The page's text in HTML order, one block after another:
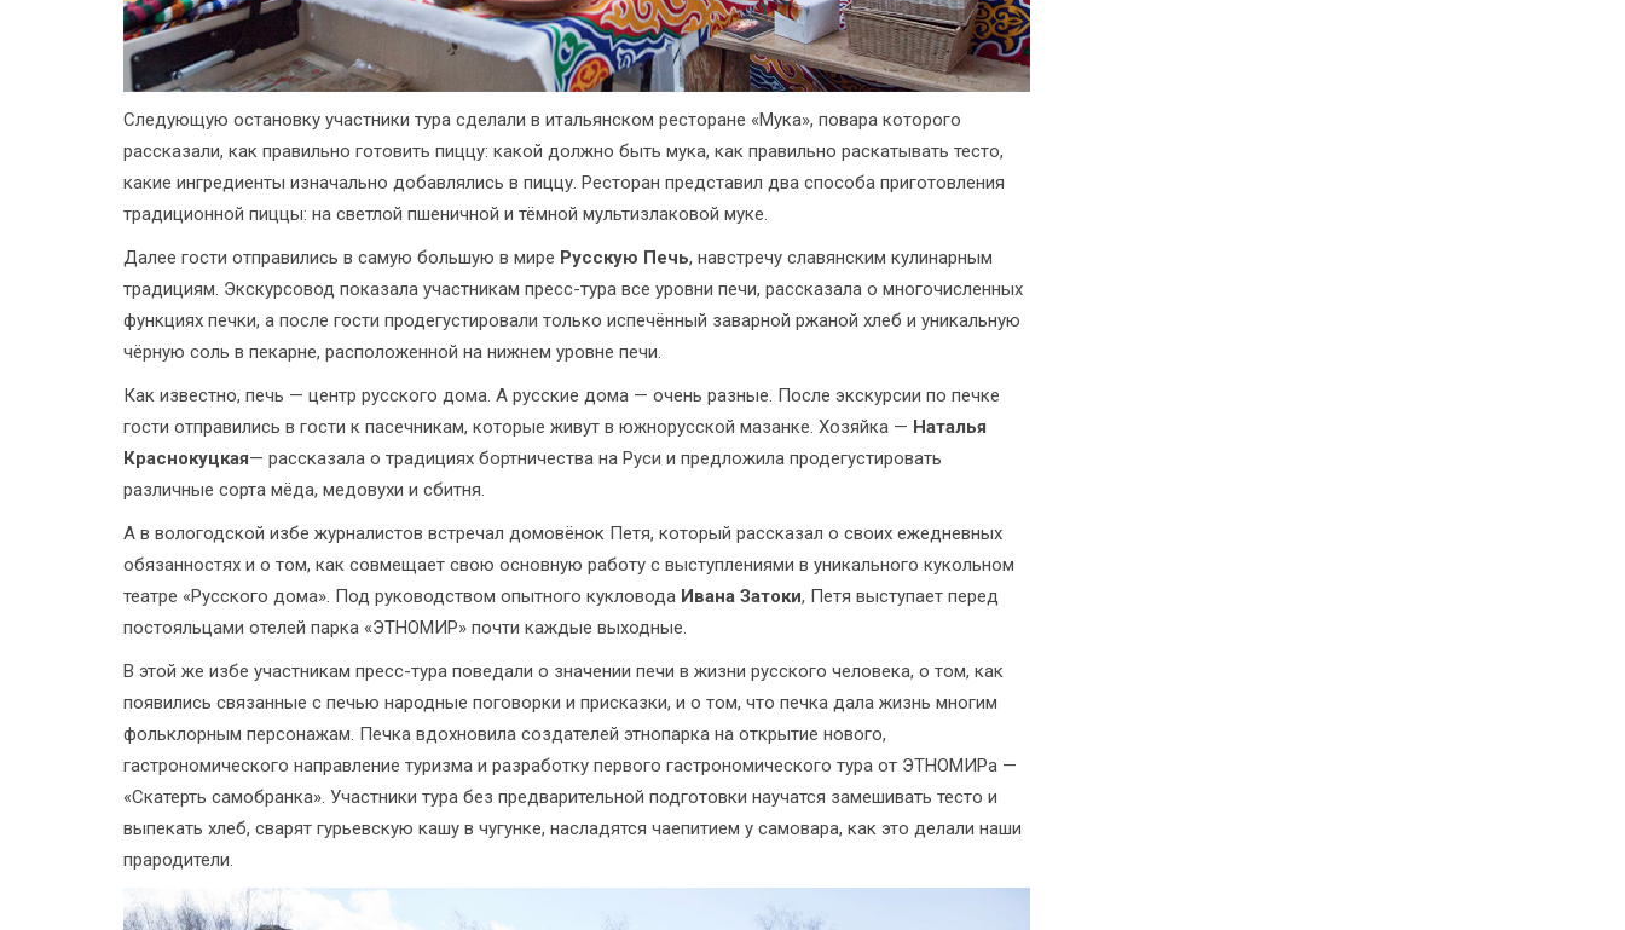
Следующую остановку участники тура сделали в итальянском ресторане «Мука», повара которого
рассказали, как правильно готовить пиццу: какой должно быть мука, как правильно раскатывать тесто,
какие ингредиенты изначально добавлялись в пиццу. Ресторан представил два способа приготовления
традиционной пиццы: на светлой пшеничной и тёмной мультизлаковой муке.
Далее гости отправились в самую большую в мире Русскую Печь, навстречу славянским кулинарным
традициям. Экскурсовод показала участникам пресс-тура все уровни печи, рассказала о многочисленных
функциях печки, а после гости продегустировали только испечённый заварной ржаной хлеб и уникальную
чёрную соль в пекарне, расположенной на нижнем уровне печи.
Как известно, печь — центр русского дома. А русские дома — очень разные. После экскурсии по печке
гости отправились в гости к пасечникам, которые живут в южнорусской мазанке. Хозяйка — Наталья
Краснокуцкая— рассказала о традициях бортничества на Руси и предложила продегустировать
различные сорта мёда, медовухи и сбитня.
А в вологодской избе журналистов встречал домовёнок Петя, который рассказал о своих ежедневных
обязанностях и о том, как совмещает свою основную работу с выступлениями в уникального кукольном
театре «Русского дома». Под руководством опытного кукловода Ивана Затоки, Петя выступает перед
постояльцами отелей парка «ЭТНОМИР» почти каждые выходные.
В этой же избе участникам пресс-тура поведали о значении печи в жизни русского человека, о том, как
появились связанные с печью народные поговорки и присказки, и о том, что печка дала жизнь многим
фольклорным персонажам. Печка вдохновила создателей этнопарка на открытие нового,
гастрономического направление туризма и разработку первого гастрономического тура от ЭТНОМИРа —
«Скатерть самобранка». Участники тура без предварительной подготовки научатся замешивать тесто и
выпекать хлеб, сварят гурьевскую кашу в чугунке, насладятся чаепитием у самовара, как это делали наши
прародители.